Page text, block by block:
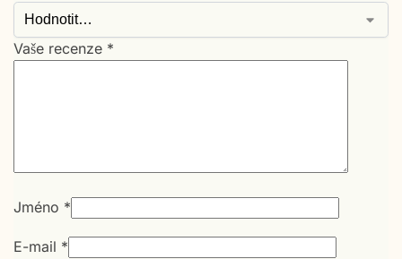
Vaše recenze *
Jméno *
E-mail *